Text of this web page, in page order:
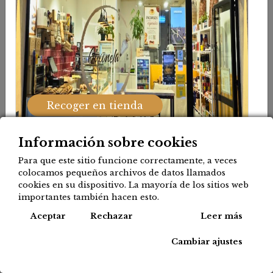
Mostrar categorías
Mostrar opciones
¡Nuevo!
Información sobre cookies
Para que este sitio funcione correctamente, a veces
colocamos pequeños archivos de datos llamados
cookies en su dispositivo. La mayoría de los sitios web
importantes también hacen esto.
Aceptar
Rechazar Leer más
Cambiar ajustes
Recoger en tienda
min